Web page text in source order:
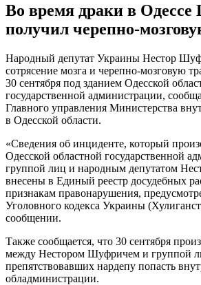
Во время драки в
получил черепно-
Народный депутат Украины Нестор
сотрясение мозга и черепно-мозговую
30 сентября под зданием Одесской
государственной администрации,
Главного управления Министерства
в Одесской области.
«Сведения об инциденте, который
Одесской областной государственной
группой лиц и народным депутатом
внесены в Единый реестр досудебных
признакам правонарушения,
Уголовного кодекса Украины
сообщении.
Также сообщается, что 30 сентября
между Нестором Шуфричем и группой
препятствовавших нардепу попасть
обладминистрации.